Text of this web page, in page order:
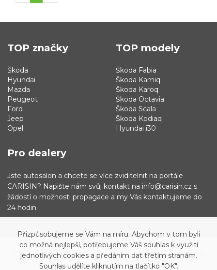
TOP značky
Škoda
Hyundai
Mazda
Peugeot
Ford
Jeep
Opel
TOP modely
Škoda Fabia
Škoda Kamiq
Škoda Karoq
Škoda Octavia
Škoda Scala
Škoda Kodiaq
Hyundai i30
Pro dealery
Jste autosalon a chcete se více zviditelnit na portále
CARISIN? Napište nám svůj kontakt na info@carisin.cz s
žádostí o možnosti propagace a my Vás kontaktujeme do
24 hodin.
© 2019 - 2021 Carisin.cz Archiv vozů Facebook
Přizpůsobujeme se Vám na míru. Abychom v tom byli
co možná nejlepší, potřebujeme Váš souhlas k využití
jednotlivých cookies a předáním dat třetím stranám.
Souhlas udělíte kliknutím na tlačítko "OK".